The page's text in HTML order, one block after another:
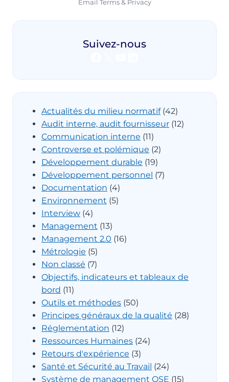
Email Terms& Privacy
Suivez-nous
Actualités du milieu normatif(42)
Audit interne, audit fournisseur (12)
Communication interne (11)
Controverse et polémique (2)
Développement durable (19)
Développement personnel (7)
Documentation (4)
Environnement (5)
Interview (4)
Management (13)
Management 2.0 (16)
Métrologie (5)
Non classé (7)
Objectifs, indicateurs et tableaux de
bord (11)
Outils et méthodes (50)
Principes généraux de la qualité (28)
Réglementation (12)
Ressources Humaines (24)
Retours d'expérience (3)
Santé et Sécurité au Travail (24)
Système de management QSE (15)